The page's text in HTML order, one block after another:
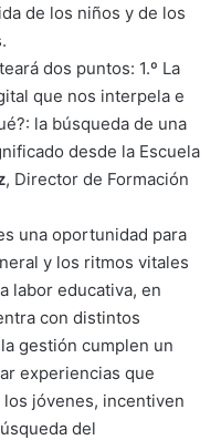
de los niños y de los
dos puntos: 1.º La
que nos interpela e
la búsqueda de una
desde la Escuela
, Director de Formación
una oportunidad para
y los ritmos vitales
labor educativa, en
con distintos
gestión cumplen un
experiencias que
jóvenes, incentiven
del